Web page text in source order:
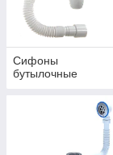
в
В
Сифоны
бутылочные